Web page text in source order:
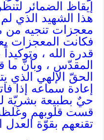
إيقاظ الضمائر
هذا الشهيد الذي
معجزات تنجيه من
فكانت المعجزات
قدرة الله ،
المقدّس ، وبأنّ
الحقّ الإلهي الذي
إعادة سماعه إذا
حيٌ بطبيعة بشريّة
قست قلوبهم
تقنعهم بقوّة